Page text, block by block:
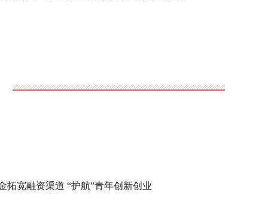
宽融资渠道 “护航”青年创新创业